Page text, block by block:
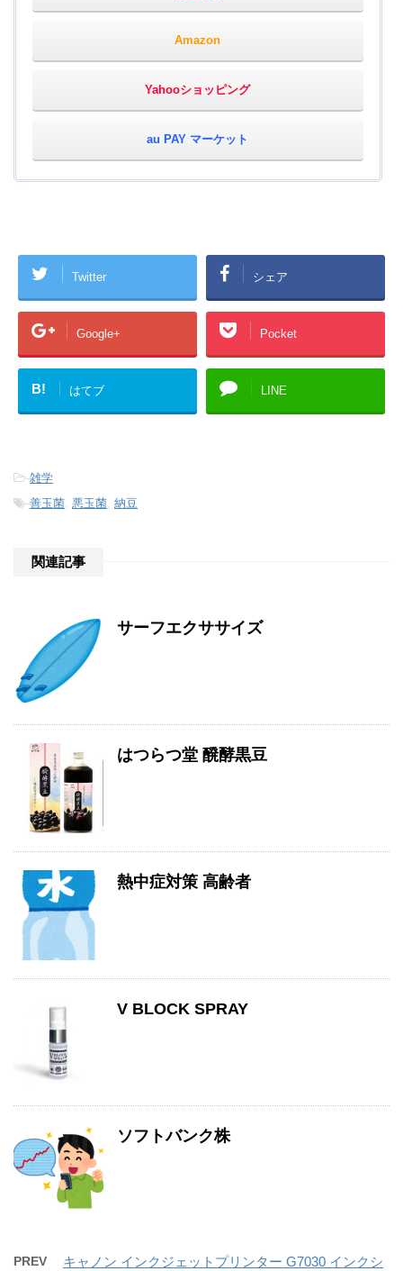
Amazon
Yahooショッピング
au PAY マーケット
Twitter シェア
Google+ Pocket
B! はてブ LINE
-雑学
-善玉菌, 悪玉菌, 納豆
関連記事
サーフエクササイズ
はつらつ堂 醗酵黒豆
熱中症対策 高齢者
V BLOCK SPRAY
ソフトバンク株
PREV キャノン インクジェットプリンター G7030 インクシ